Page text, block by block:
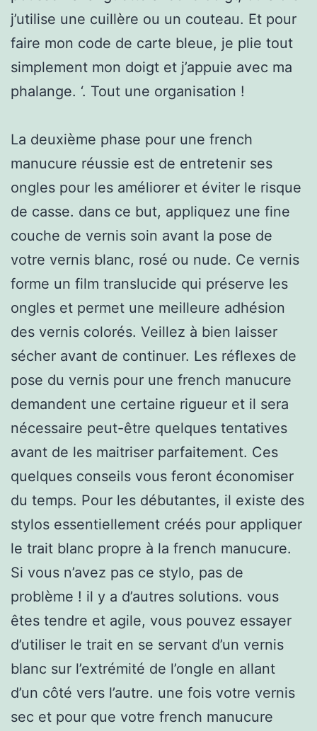
j’utilise une cuillère ou un couteau. Et pour
faire mon code de carte bleue, je plie tout
simplement mon doigt et j’appuie avec ma
phalange. ‘. Tout une organisation !
La deuxième phase pour une french
manucure réussie est de entretenir ses
ongles pour les améliorer et éviter le risque
de casse. dans ce but, appliquez une fine
couche de vernis soin avant la pose de
votre vernis blanc, rosé ou nude. Ce vernis
forme un film translucide qui préserve les
ongles et permet une meilleure adhésion
des vernis colorés. Veillez à bien laisser
sécher avant de continuer. Les réflexes de
pose du vernis pour une french manucure
demandent une certaine rigueur et il sera
nécessaire peut-être quelques tentatives
avant de les maitriser parfaitement. Ces
quelques conseils vous feront économiser
du temps. Pour les débutantes, il existe des
stylos essentiellement créés pour appliquer
le trait blanc propre à la french manucure.
Si vous n’avez pas ce stylo, pas de
problème ! il y a d’autres solutions. vous
êtes tendre et agile, vous pouvez essayer
d’utiliser le trait en se servant d’un vernis
blanc sur l’extrémité de l’ongle en allant
d’un côté vers l’autre. une fois votre vernis
sec et pour que votre french manucure